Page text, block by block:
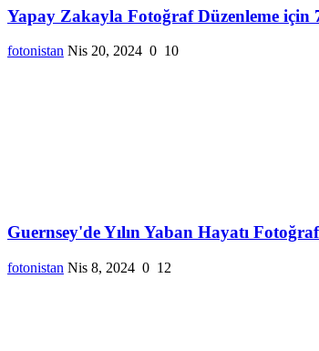
Yapay Zakayla Fotoğraf Düzenleme için
fotonistan Nis 20, 2024 0 10
Guernsey'de Yılın Yaban Hayatı
fotonistan Nis 8, 2024 0 12